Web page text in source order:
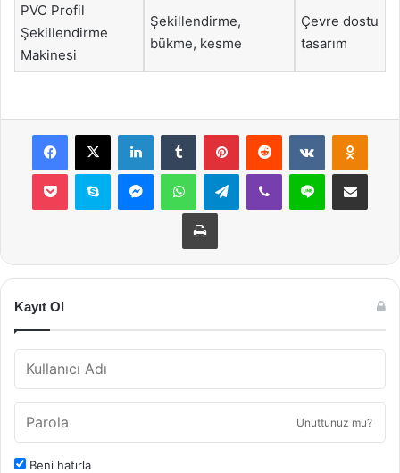
PVC Profil
Şekillendirme
Makinesi
Şekillendirme,
bükme, kesme
Çevre dostu
tasarım
Facebook
X LinkedInTumblr PinterestReddit VKontakte
Pocket Skype MessengerWhatsAppTelegramViber Line E-Posta ile
Yazdır
Kayıt Ol
Unuttunuz mu?
Beni hatırla